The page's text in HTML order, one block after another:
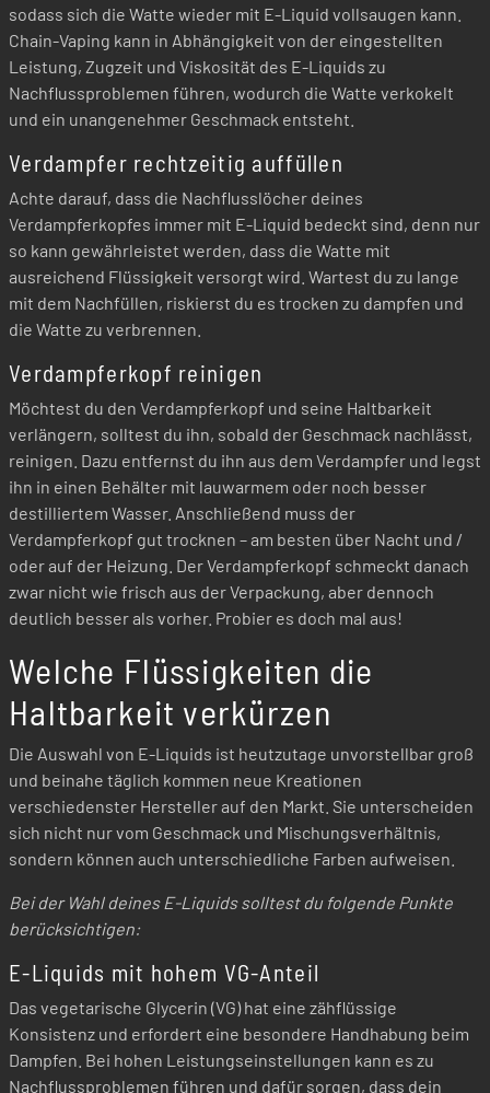
sodass sich die Watte wieder mit E-Liquid vollsaugen kann.
Chain-Vaping kann in Abhängigkeit von der eingestellten
Leistung, Zugzeit und Viskosität des E-Liquids zu
Nachflussproblemen führen, wodurch die Watte verkokelt
und ein unangenehmer Geschmack entsteht.
Verdampfer rechtzeitig auffüllen
Achte darauf, dass die Nachflusslöcher deines
Verdampferkopfes immer mit E-Liquid bedeckt sind, denn nur
so kann gewährleistet werden, dass die Watte mit
ausreichend Flüssigkeit versorgt wird. Wartest du zu lange
mit dem Nachfüllen, riskierst du es trocken zu dampfen und
die Watte zu verbrennen.
Verdampferkopf reinigen
Möchtest du den Verdampferkopf und seine Haltbarkeit
verlängern, solltest du ihn, sobald der Geschmack nachlässt,
reinigen. Dazu entfernst du ihn aus dem Verdampfer und legst
ihn in einen Behälter mit lauwarmem oder noch besser
destilliertem Wasser. Anschließend muss der
Verdampferkopf gut trocknen – am besten über Nacht und /
oder auf der Heizung. Der Verdampferkopf schmeckt danach
zwar nicht wie frisch aus der Verpackung, aber dennoch
deutlich besser als vorher. Probier es doch mal aus!
Welche Flüssigkeiten die
Haltbarkeit verkürzen
Die Auswahl von E-Liquids ist heutzutage unvorstellbar groß
und beinahe täglich kommen neue Kreationen
verschiedenster Hersteller auf den Markt. Sie unterscheiden
sich nicht nur vom Geschmack und Mischungsverhältnis,
sondern können auch unterschiedliche Farben aufweisen.
Bei der Wahl deines E-Liquids solltest du folgende Punkte
berücksichtigen:
E-Liquids mit hohem VG-Anteil
Das vegetarische Glycerin (VG) hat eine zähflüssige
Konsistenz und erfordert eine besondere Handhabung beim
Dampfen. Bei hohen Leistungseinstellungen kann es zu
Nachflussproblemen führen und dafür sorgen, dass dein